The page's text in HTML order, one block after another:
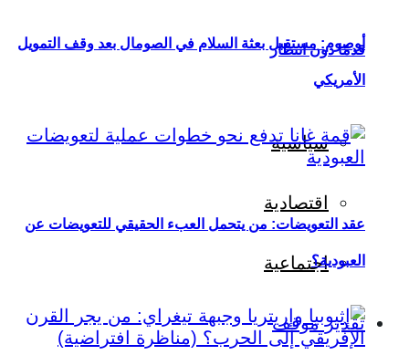
قدمًا دون انتظار
سياسية
اقتصادية
اجتماعية
تقدير موقف
أوصوم: مستقبل بعثة السلام في الصومال بعد وقف التمويل
الأمريكي
عقد التعويضات: من يتحمل العبء الحقيقي للتعويضات عن
العبودية؟